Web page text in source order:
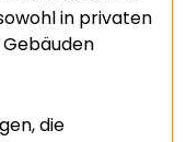
in privaten
die